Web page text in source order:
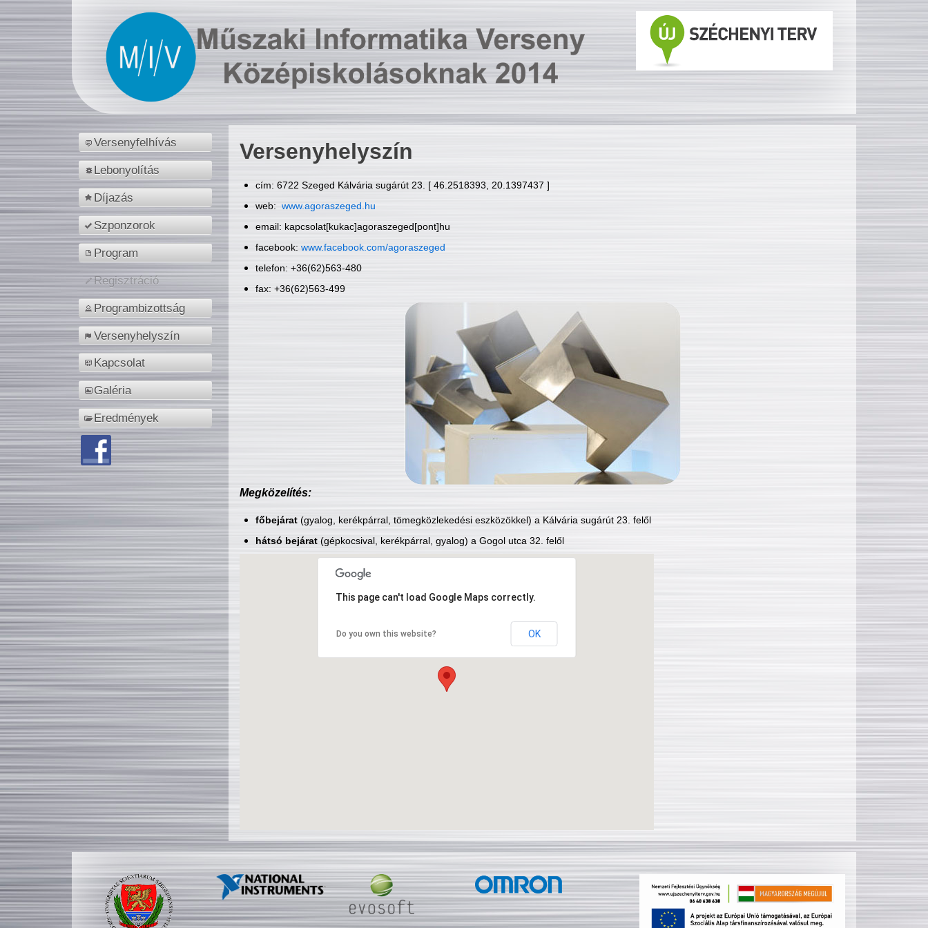
Versenyfelhívás
Lebonyolítás
Díjazás
Szponzorok
Program
Regisztráció
Programbizottság
Versenyhelyszín
Kapcsolat
Galéria
Eredmények
Versenyhelyszín
cím: 6722 Szeged Kálvária sugárút 23. [ 46.2518393, 20.1397437 ]
web: www.agoraszeged.hu
email: kapcsolat[kukac]agoraszeged[pont]hu
facebook: www.facebook.com/agoraszeged
telefon: +36(62)563-480
fax: +36(62)563-499
Megközelítés:
főbejárat(gyalog, kerékpárral, tömegközlekedési eszközökkel) a Kálvária sugárút 23. felől
hátsó bejárat(gépkocsival, kerékpárral, gyalog) a Gogol utca 32. felől
This page can't load Google Maps correctly.
Do you own this website? OK